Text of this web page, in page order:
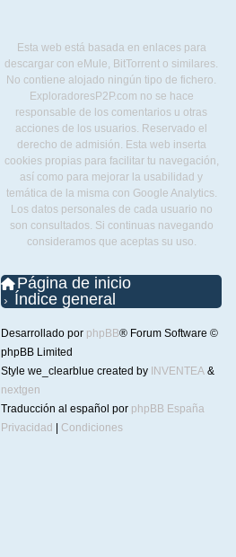
Esta web está basada en enlaces para
descargar con eMule, BitTorrent o similares.
No contiene alojado ningún tipo de fichero.
ExploradoresP2P.com no se hace
responsable de los comentarios u otras
acciones de los usuarios. Reservado el
derecho de admisión. Esta web inserta
cookies propias para facilitar tu navegación,
así como para mejorar la usabilidad y
temática de la misma con Google Analytics.
Los datos personales de cada usuario no
son consultados. Si continuas navegando
consideramos que aceptas su uso.
Página de inicio
Índice general
Desarrollado por phpBB® Forum Software ©
phpBB Limited
Style we_clearblue created by INVENTEA &
nextgen
Traducción al español por phpBB España
Privacidad | Condiciones